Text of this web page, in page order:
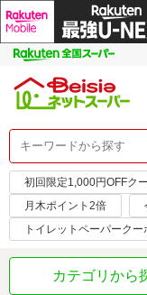
初回限定1,000円OFFク
月木ポイント2倍
トイレットペーパークー
カテゴリから